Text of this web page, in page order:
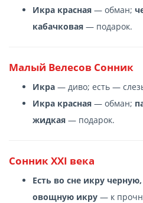
Икра красная — обман;
кабачковая — подарок.
Малый Велесов Сонник
Икра — диво; есть —
Икра красная — обман;
жидкая — подарок.
Сонник XXI века
Есть во сне икру
овощную икру — к